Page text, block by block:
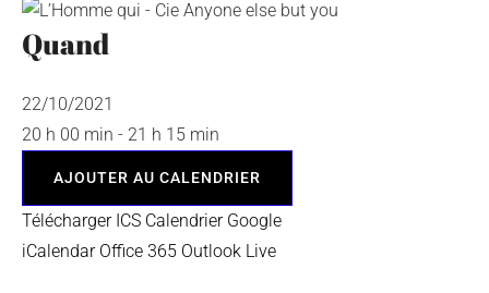
Quand
22/10/2021
20 h 00 min - 21 h 15 min
AJOUTER AU CALENDRIER
Télécharger ICS Calendrier Google
iCalendar Office 365 Outlook Live